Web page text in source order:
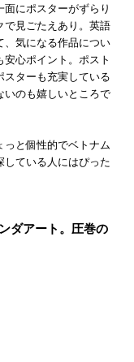
にポスターがずらり
で見ごたえあり。英語
、気になる作品につい
心ポイント。ポスト
スターも充実している
いのも嬉しいところで
っと個性的でベトナム
している人にはぴった
ダアート。圧巻の